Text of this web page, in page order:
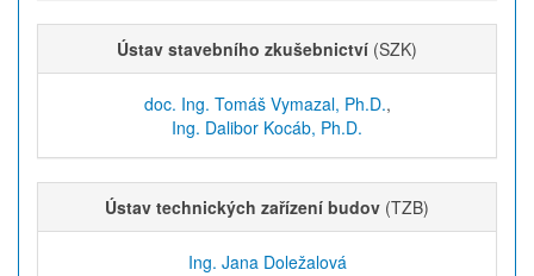
Ústav stavebního zkušebnictví (SZK)
doc. Ing. Tomáš Vymazal, Ph.D.,
Ing. Dalibor Kocáb, Ph.D.
Ústav technických zařízení budov (TZB)
Ing. Jana Doležalová